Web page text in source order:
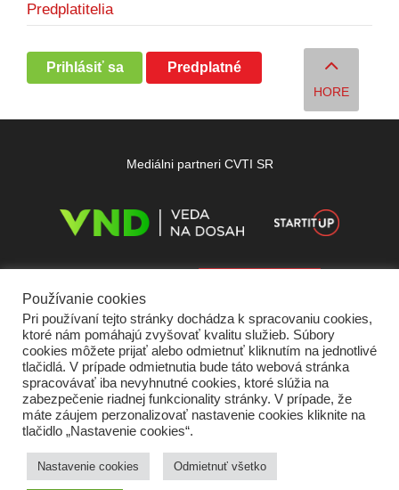
Predplatitelia
Prihlásiť sa Predplatné
HORE
Mediálni partneri CVTI SR
Domov O nás Kontakt Vydavateľ
Podmienky používania
Ochrana súkromia Štatút súťaží
Partneri
RSS Sitemap
Používanie cookies
Pri používaní tejto stránky dochádza k spracovaniu cookies,
ktoré nám pomáhajú zvyšovať kvalitu služieb. Súbory
cookies môžete prijať alebo odmietnuť kliknutím na jednotlivé
tlačidlá. V prípade odmietnutia bude táto webová stránka
spracovávať iba nevyhnutné cookies, ktoré slúžia na
zabezpečenie riadnej funkcionality stránky. V prípade, že
máte záujem perzonalizovať nastavenie cookies kliknite na
tlačidlo „Nastavenie cookies“.
Nastavenie cookies Odmietnuť všetko